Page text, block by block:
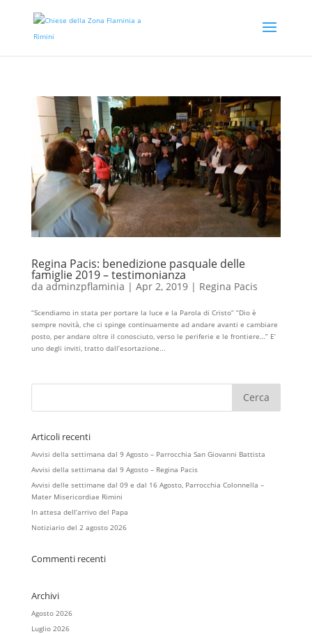
Regina Pacis: benedizione pasquale delle
famiglie 2019 – testimonianza
da adminzpflaminia | Apr 2, 2019| Regina Pacis
“Scendiamo in stata per portare la luce e la Parola di Cristo” “Dio è
sempre novità, che ci spinge continuamente ad andare avanti e cambiare
posto, per andare oltre il conosciuto, verso le periferie e le frontiere…” E’
uno degli inviti, tratto dall’esortazione...
Articoli recenti
Avvisi della settimana dal 9 Agosto – Parrocchia San Giovanni Battista
Avvisi della settimana dal 9 Agosto – Regina Pacis
Avvisi delle settimane dal 09 e dal 16 Agosto, Parrocchia Colonnella –
Mater Misericordiae Rimini
In attesa dell’arrivo del Papa
Notiziario del 2 agosto 2026
Commenti recenti
Archivi
Agosto 2026
Luglio 2026